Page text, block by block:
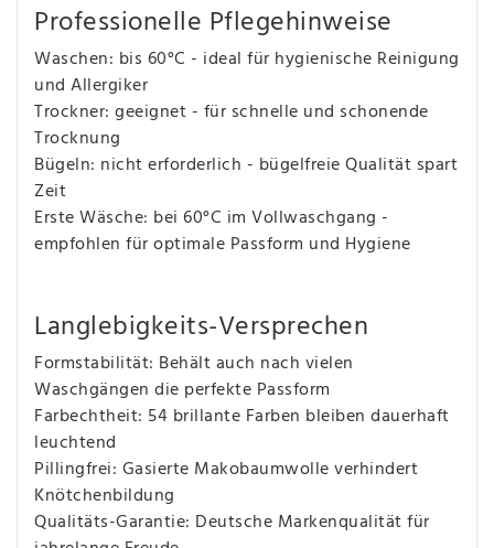
Professionelle Pflegehinweise
Waschen: bis 60°C - ideal für hygienische Reinigung
und Allergiker
Trockner: geeignet - für schnelle und schonende
Trocknung
Bügeln: nicht erforderlich - bügelfreie Qualität spart
Zeit
Erste Wäsche: bei 60°C im Vollwaschgang -
empfohlen für optimale Passform und Hygiene
Langlebigkeits-Versprechen
Formstabilität: Behält auch nach vielen
Waschgängen die perfekte Passform
Farbechtheit: 54 brillante Farben bleiben dauerhaft
leuchtend
Pillingfrei: Gasierte Makobaumwolle verhindert
Knötchenbildung
Qualitäts-Garantie: Deutsche Markenqualität für